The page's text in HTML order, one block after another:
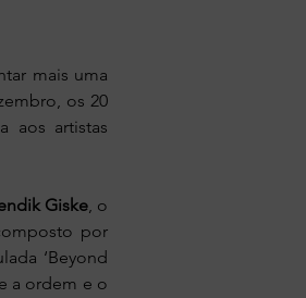
mais uma
os 20
aos artistas
Giske, o
por
‘Beyond
a ordem e o